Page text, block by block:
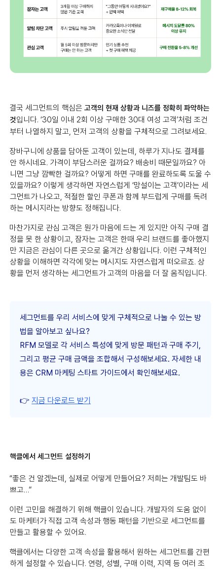
결국 세그먼트의 핵심은 고객의 현재 상황과 니즈를 정확히 파악하는
것입니다. ‘30일 이내 2회 이상 구매한 30대 여성 고객’처럼 조건
부터 나열하지 말고, 먼저 고객의 상황을 구체적으로 그려보세요.
장바구니에 상품을 담아둔 고객이 있는데, 하루가 지나도 결제를
안 하시네요. 가격이 부담스러운 걸까요? 배송비 때문일까요? 아
니면 그냥 깜빡한 걸까요? 어떻게 하면 구매를 완료하도록 도울 수
있을까요? 이렇게 생각하면 자연스럽게 ‘망설이는 고객’이라는 세
그먼트가 나오고, 적절한 할인 쿠폰과 함께 부드럽게 구매를 독려
하는 메시지라는 방향도 정해집니다.
마찬가지로 관심 고객은 뭔가 마음에 드는 게 있지만 아직 구매 결
정을 못 한 상황이고, 잠자는 고객은 한때 우리 브랜드를 좋아했지
만 지금은 관심이 다른 곳으로 옮겨간 상황입니다. 이런 구체적인
상황을 이해하면 각각에 맞는 메시지도 자연스럽게 떠오르죠. 상
황을 먼저 생각하는 세그먼트가 고객의 마음을 더 잘 움직입니다.
세그먼트를 우리 서비스에 맞게 구체적으로 나눌 수 있는 방
법을 알아보고 싶나요?
RFM 모델로 각 서비스 특성에 맞게 방문 패턴과 구매 주기,
그리고 평균 구매 금액을 조합해서 구성해보세요. 자세한 내
용은 CRM 마케팅 스타트 가이드에서 확인해보세요.
👉 지금 다운로드 받기
핵클에서 세그먼트 설정하기
“좋은 건 알겠는데, 실제로 어떻게 만들어요? 저희는 개발팀도 바
쁘고…”
이런 고민을 해결하기 위해 핵클이 있습니다. 개발자의 도움 없이
도 마케터가 직접 고객 속성과 행동 패턴을 기반으로 세그먼트를
만들고 활용할 수 있어요.
핵클에서는 다양한 고객 속성을 활용해서 원하는 세그먼트를 간편
하게 설정할 수 있습니다. 연령, 성별, 구매 이력, 지역 등 여러 조